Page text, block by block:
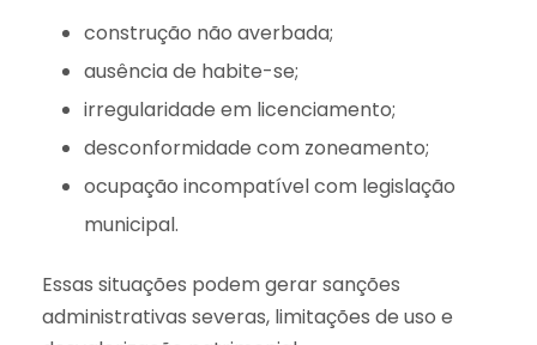
construção não averbada;
ausência de habite-se;
irregularidade em licenciamento;
desconformidade com zoneamento;
ocupação incompatível com legislação
municipal.
Essas situações podem gerar sanções
administrativas severas, limitações de uso e